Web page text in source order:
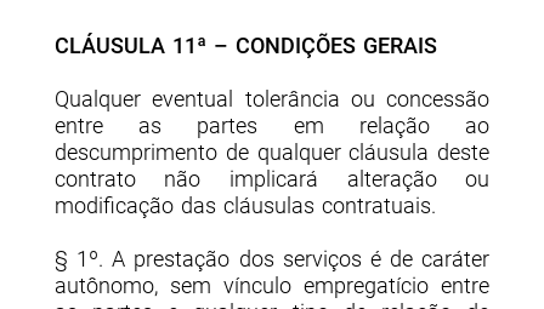
CLÁUSULA 11ª – CONDIÇÕES GERAIS
Qualquer eventual tolerância ou concessão
entre as partes em relação ao
descumprimento de qualquer cláusula deste
contrato não implicará alteração ou
modificação das cláusulas contratuais.
§ 1º. A prestação dos serviços é de caráter
autônomo, sem vínculo empregatício entre